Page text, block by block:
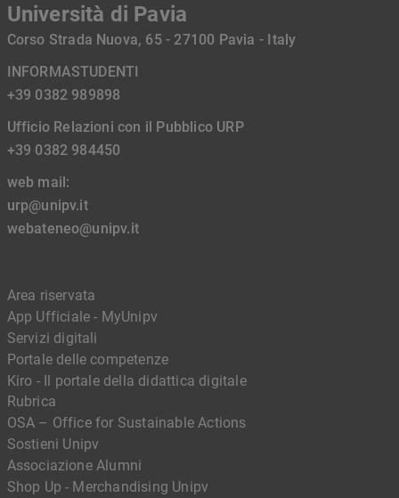
Università di Pavia
Corso Strada Nuova, 65 - 27100 Pavia - Italy
INFORMASTUDENTI
+39 0382 989898
Ufficio Relazioni con il Pubblico URP
+39 0382 984450
web mail:
urp@unipv.it
webateneo@unipv.it
Area riservata
App Ufficiale - MyUnipv
Servizi digitali
Portale delle competenze
Kiro - Il portale della didattica digitale
Rubrica
OSA – Office for Sustainable Actions
Sostieni Unipv
Associazione Alumni
Shop Up - Merchandising Unipv